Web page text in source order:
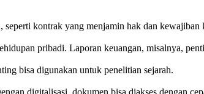
kontrak yang menjamin hak dan kewajiban
pribadi. Laporan keuangan, misalnya,
bisa digunakan untuk penelitian sejarah.
digitalisasi, dokumen bisa diakses dengan